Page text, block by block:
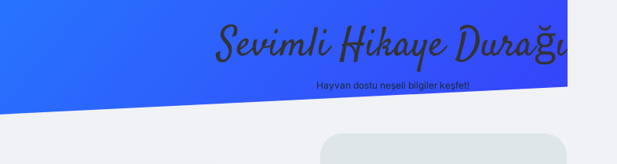
Sevimli Hikaye Durağı
Hayvan dostu neşeli bilgiler keşfet!